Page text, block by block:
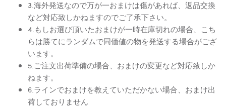
3.海外発送なので万が一おまけは傷があれば、返品交換
など対応致しかねますのでご了承下さい。
4.もしお選び頂いたおまけが一時在庫切れの場合、こち
らは勝てにランダムで同価値の物を発送する場合がござ
います。
5.ご注文出荷準備の場合、おまけの変更など対応致しか
ねます。
6.ラインでおまけを教えていただかない場合、おまけ出
荷しておりません